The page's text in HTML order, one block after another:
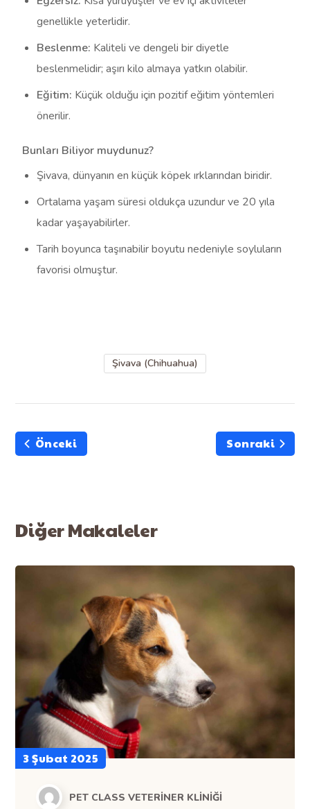
genellikle yeterlidir.
Beslenme: Kaliteli ve dengeli bir diyetle
beslenmelidir; aşırı kilo almaya yatkın olabilir.
Eğitim: Küçük olduğu için pozitif eğitim yöntemleri
önerilir.
Bunları Biliyor muydunuz?
Şivava, dünyanın en küçük köpek ırklarından biridir.
Ortalama yaşam süresi oldukça uzundur ve 20 yıla
kadar yaşayabilirler.
Tarih boyunca taşınabilir boyutu nedeniyle soyluların
favorisi olmuştur.
Şivava (Chihuahua)
Önceki Sonraki
Diğer Makaleler
3 Şubat 2025
PET CLASS VETERINER KLINIĞI